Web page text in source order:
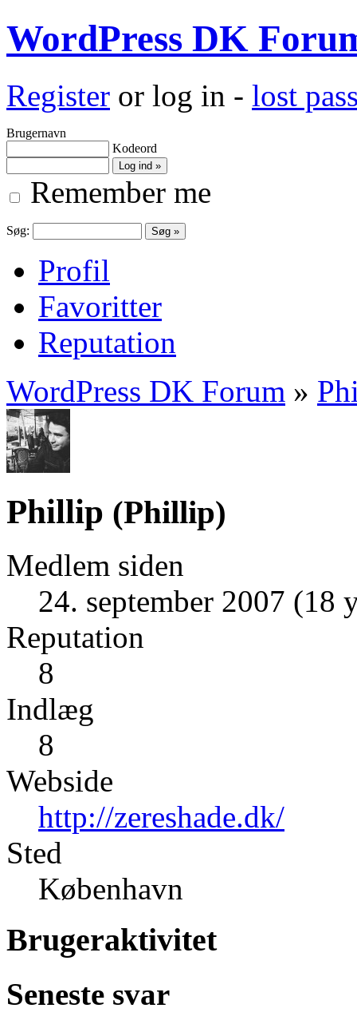
WordPress DK
Register or log in - lost
Brugernavn
Kodeord
Remember me
Søg:
Profil
Favoritter
Reputation
WordPress DK Forum »
Phillip (Phillip)
Medlem siden
24. september 2007 (18
Reputation
8
Indlæg
8
Webside
http://zereshade.dk/
Sted
København
Brugeraktivitet
Seneste svar